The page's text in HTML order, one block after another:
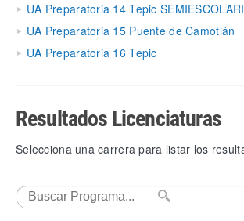
UA Preparatoria 14 Tepic
UA Preparatoria 15 Puente de Camotlán
UA Preparatoria 16 Tepic
Resultados Licenciaturas
Selecciona una carrera para listar los